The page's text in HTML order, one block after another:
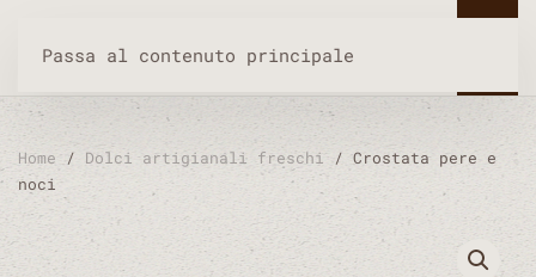
Passa al contenuto principale
Home / Dolci artigianali freschi/ Crostata pere e
noci